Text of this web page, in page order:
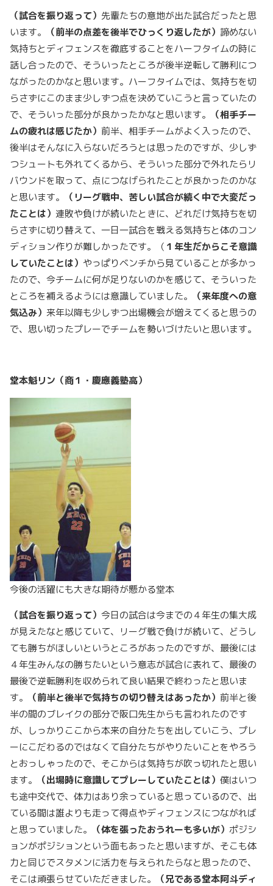
（試合を振り返って） 先輩たちの意地が出た試合だったと思
います。
（前半の点差を後半でひっくり返したが） 諦めない
気持ちとディフェンスを徹底することをハーフタイムの時に
話し合ったので、そういったところが後半逆転して勝利につ
ながったのかなと思います。ハーフタイムでは、気持ちを切
らさずにこのまま少しずつ点を決めていこうと言っていたの
で、そういった部分が良かったかなと思います。
（相手チー
ムの疲れは感じたか） 前半、相手チームがよく入ったので、
後半はそんなに入らないだろうとは思ったのですが、少しず
つシュートも外れてくるから、そういった部分で外れたらリ
バウンドを取って、点につなげられたことが良かったのかな
と思います。
（リーグ戦中、苦しい試合が続く中で大変だっ
たことは） 連敗や負けが続いたときに、どれだけ気持ちを切
らさずに切り替えて、一日一試合を戦える気持ちと体のコン
ディション作りが難しかったです。（ １年生だからこそ意識
していたことは） やっぱりベンチから見ていることが多かっ
たので、今チームに何が足りないのかを感じて、そういった
ところを補えるようには意識していました。
（来年度への意
気込み） 来年以降も少しずつ出場機会が増えてくると思うの
で、思い切ったプレーでチームを勢いづけたいと思います。
堂本魁リン（商１・慶應義塾高）
今後の活躍にも大きな期待が懸かる堂本
（試合を振り返って） 今日の試合は今までの４年生の集大成
が見えたなと感じていて、リーグ戦で負けが続いて、どうし
ても勝ちがほしいというところがあったのですが、最後には
４年生みんなの勝ちたいという意志が試合に表れて、最後の
最後で逆転勝利を収められて良い結果で終わったと思いま
す。
（前半と後半で気持ちの切り替えはあったか） 前半と後
半の間のブレイクの部分で阪口先生からも言われたのです
が、しっかりここから本来の自分たちを出していこう、プレ
ーにこだわるのではなくて自分たちがやりたいことをやろう
とおっしゃったので、そこからは気持ちが吹っ切れたと思い
ます。
（出場時に意識してプレーしていたことは） 僕はいつ
も途中交代で、体力はあり余っていると思っているので、出
ている間は誰よりも走って得点やディフェンスにつながれば
と思っていました。
（体を張ったおうれーも多いが） ポジシ
ョンがポジションという面もあったと思いますが、そこも体
力と同じでスタメンに活力を与えられたらなと思ったので、
そこは頑張らせていただきました。
（兄である堂本阿斗ディ